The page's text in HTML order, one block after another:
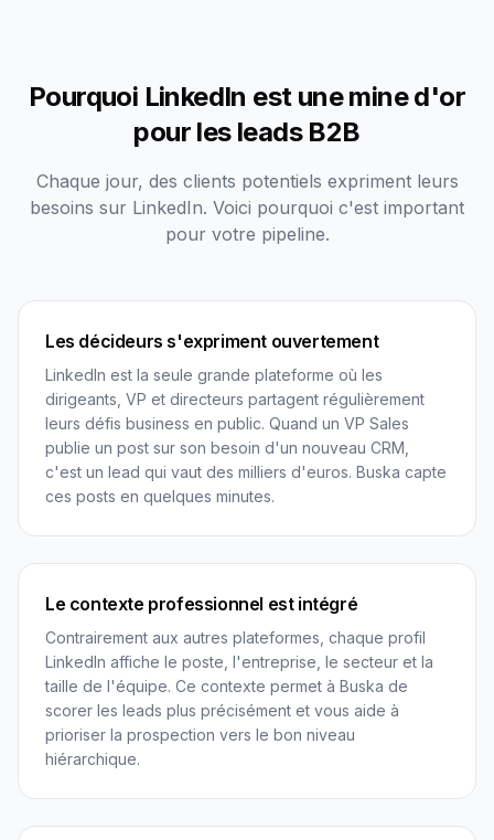
Pourquoi LinkedIn est une mine d'or
pour les leads B2B
Chaque jour, des clients potentiels expriment leurs
besoins sur LinkedIn. Voici pourquoi c'est important
pour votre pipeline.
Les décideurs s'expriment ouvertement
LinkedIn est la seule grande plateforme où les
dirigeants, VP et directeurs partagent régulièrement
leurs défis business en public. Quand un VP Sales
publie un post sur son besoin d'un nouveau CRM,
c'est un lead qui vaut des milliers d'euros. Buska capte
ces posts en quelques minutes.
Le contexte professionnel est intégré
Contrairement aux autres plateformes, chaque profil
LinkedIn affiche le poste, l'entreprise, le secteur et la
taille de l'équipe. Ce contexte permet à Buska de
scorer les leads plus précisément et vous aide à
prioriser la prospection vers le bon niveau
hiérarchique.